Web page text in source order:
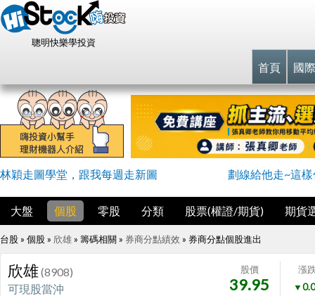
聰明快樂學投資
首頁 國
林穎走圖學堂，跟我每週走新圖 劃線給他走~這
大盤 個股 零股 分類 股票(權證/期貨) 期貨
台股 » 個股 » 欣雄 » 籌碼相關 » 券商分點績效 » 券商分點個股進出
欣雄(8908)
可現股當沖
股價
39.95
漲